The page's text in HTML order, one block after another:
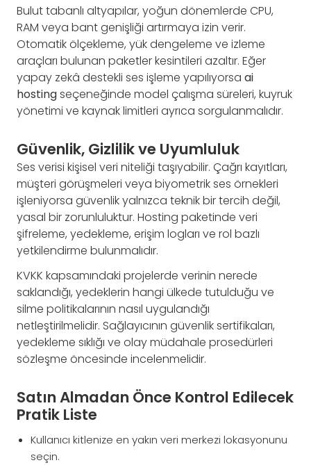
Bulut tabanlı altyapılar, yoğun dönemlerde CPU,
RAM veya bant genişliği artırmaya izin verir.
Otomatik ölçekleme, yük dengeleme ve izleme
araçları bulunan paketler kesintileri azaltır. Eğer
yapay zekâ destekli ses işleme yapılıyorsa ai
hostingseçeneğinde model çalışma süreleri, kuyruk
yönetimi ve kaynak limitleri ayrıca sorgulanmalıdır.
Güvenlik, Gizlilik ve Uyumluluk
Ses verisi kişisel veri niteliği taşıyabilir. Çağrı kayıtları,
müşteri görüşmeleri veya biyometrik ses örnekleri
işleniyorsa güvenlik yalnızca teknik bir tercih değil,
yasal bir zorunluluktur. Hosting paketinde veri
şifreleme, yedekleme, erişim logları ve rol bazlı
yetkilendirme bulunmalıdır.
KVKK kapsamındaki projelerde verinin nerede
saklandığı, yedeklerin hangi ülkede tutulduğu ve
silme politikalarının nasıl uygulandığı
netleştirilmelidir. Sağlayıcının güvenlik sertifikaları,
yedekleme sıklığı ve olay müdahale prosedürleri
sözleşme öncesinde incelenmelidir.
Satın Almadan Önce Kontrol Edilecek
Pratik Liste
Kullanıcı kitlenize en yakın veri merkezi lokasyonunu
seçin.